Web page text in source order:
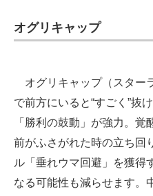
オグリキャップ
オグリキャップ（スター
で前方にいると“すごく”抜
「勝利の鼓動」が強力。
前がふさがれた時の立ち回
ル「垂れウマ回避」を獲得
なる可能性も減らせます。